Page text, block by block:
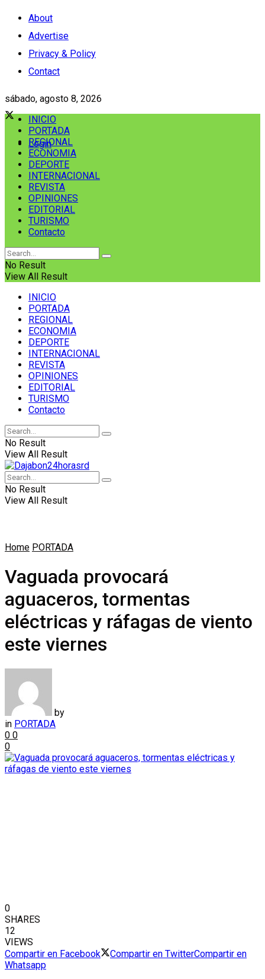
About
Advertise
Privacy & Policy
Contact
sábado, agosto 8, 2026
Login
INICIO
PORTADA
REGIONAL
ECONOMIA
DEPORTE
INTERNACIONAL
REVISTA
OPINIONES
EDITORIAL
TURISMO
Contacto
No Result
View All Result
INICIO
PORTADA
REGIONAL
ECONOMIA
DEPORTE
INTERNACIONAL
REVISTA
OPINIONES
EDITORIAL
TURISMO
Contacto
No Result
View All Result
No Result
View All Result
Home PORTADA
Vaguada provocará
aguaceros, tormentas
eléctricas y ráfagas de viento
este viernes
by
in PORTADA
0 0
0
0
SHARES
12
VIEWS
Compartir en Facebook
Compartir en TwitterCompartir en
Whatsapp